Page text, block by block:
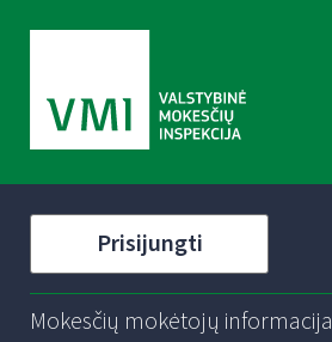
Prisijungti
Mokesčių mokėtojų informacija